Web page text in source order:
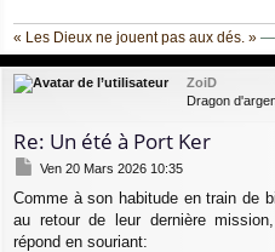
« Les Dieux ne jouent pas aux dés. » —
ZoiD
Dragon
Re: Un été à Port Ker
M
s
s
a
Ven 20 Mars 2026 10:35
Comme à son habitude en train de
au retour de leur dernière
répond en souriant: